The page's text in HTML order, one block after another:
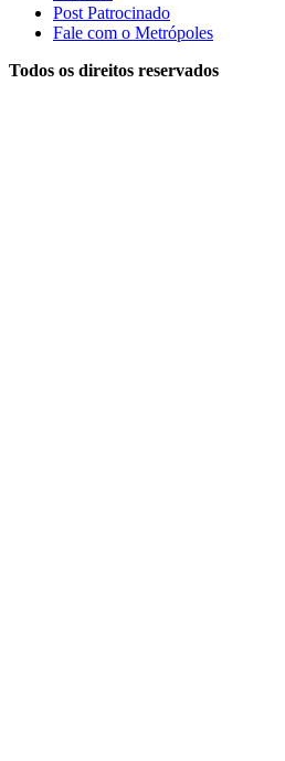
Post Patrocinado
Fale com o Metrópoles
Todos os direitos reservados